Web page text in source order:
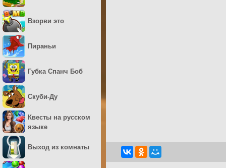
Взорви это
Пираньи
Губка Спанч Боб
Скуби-Ду
Квесты на русском
языке
Выход из комнаты